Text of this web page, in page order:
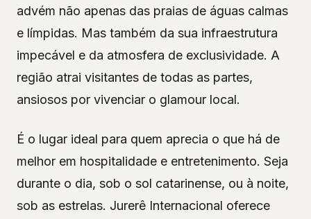
advém não apenas das praias de águas calmas
e límpidas. Mas também da sua infraestrutura
impecável e da atmosfera de exclusividade. A
região atrai visitantes de todas as partes,
ansiosos por vivenciar o glamour local.
É o lugar ideal para quem aprecia o que há de
melhor em hospitalidade e entretenimento. Seja
durante o dia, sob o sol catarinense, ou à noite,
sob as estrelas. Jurerê Internacional oferece